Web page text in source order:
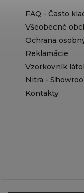
FAQ - Často
Všeobecné
Ochrana
Reklamácie
Vzorkovník
Nitra -
Kontakty